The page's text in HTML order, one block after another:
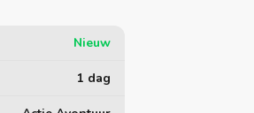
Nieuw
1 dag